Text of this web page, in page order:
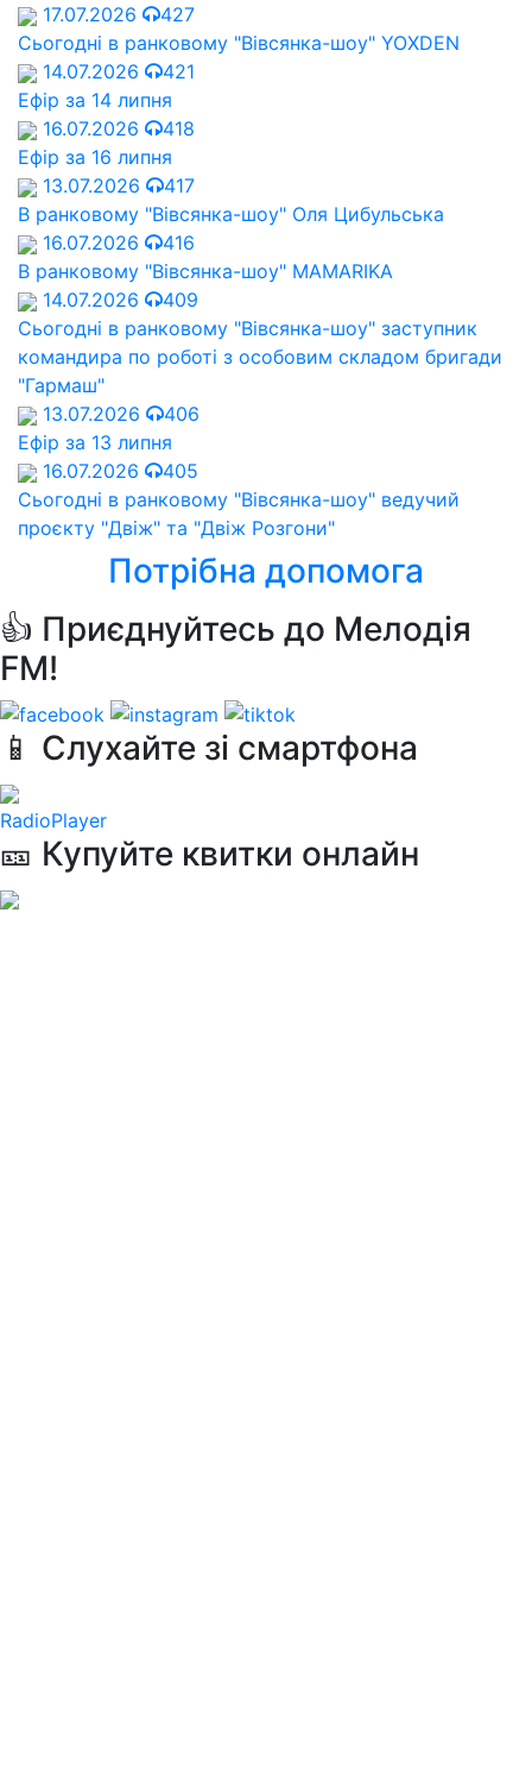
17.07.2026
427
Сьогодні в ранковому "Вівсянка-шоу" YOXDEN
14.07.2026
421
Ефір за 14 липня
16.07.2026
418
Ефір за 16 липня
13.07.2026
417
В ранковому "Вівсянка-шоу" Оля Цибульська
16.07.2026
416
В ранковому "Вівсянка-шоу" MAMARIKA
14.07.2026
409
Сьогодні в ранковому "Вівсянка-шоу" заступник
командира по роботі з особовим складом бригади
"Гармаш"
13.07.2026
406
Ефір за 13 липня
16.07.2026
405
Сьогодні в ранковому "Вівсянка-шоу" ведучий
проєкту "Двіж" та "Двіж Розгони"
Потрібна допомога
👍 Приєднуйтесь до Мелодія
FM!
📱 Слухайте зі смартфона
RadioPlayer
🎫 Купуйте квитки онлайн